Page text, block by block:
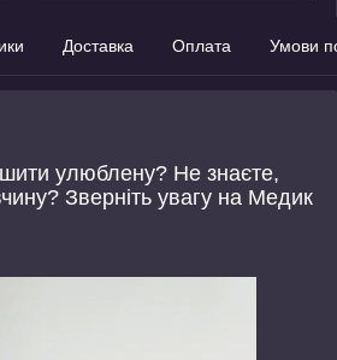
Доставка Оплата Умови
улюблену? Не знаєте,
Зверніть увагу на Медик